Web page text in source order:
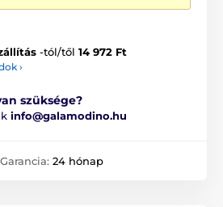
-tól/től 14 972 Ft
›
szüksége?
info@galamodino.hu
Garancia: 24 hónap